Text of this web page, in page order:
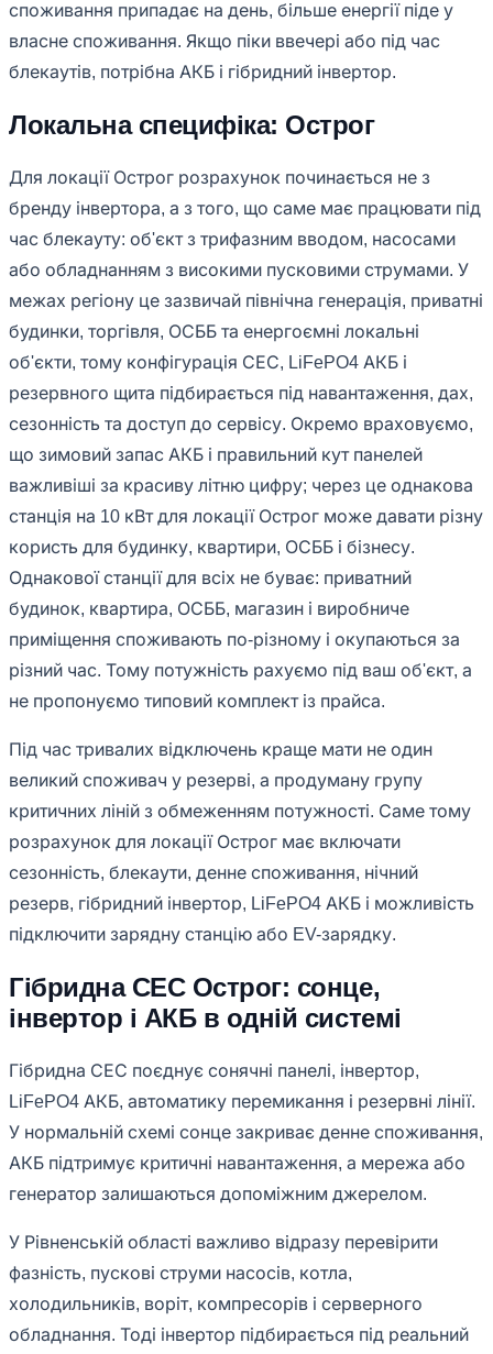
споживання припадає на день, більше енергії піде у
власне споживання. Якщо піки ввечері або під час
блекаутів, потрібна АКБ і гібридний інвертор.
Локальна специфіка: Острог
Для локації Острог розрахунок починається не з
бренду інвертора, а з того, що саме має працювати під
час блекауту: об'єкт з трифазним вводом, насосами
або обладнанням з високими пусковими струмами. У
межах регіону це зазвичай північна генерація, приватні
будинки, торгівля, ОСББ та енергоємні локальні
об'єкти, тому конфігурація СЕС, LiFePO4 АКБ і
резервного щита підбирається під навантаження, дах,
сезонність та доступ до сервісу. Окремо враховуємо,
що зимовий запас АКБ і правильний кут панелей
важливіші за красиву літню цифру; через це однакова
станція на 10 кВт для локації Острог може давати різну
користь для будинку, квартири, ОСББ і бізнесу.
Однакової станції для всіх не буває: приватний
будинок, квартира, ОСББ, магазин і виробниче
приміщення споживають по-різному і окупаються за
різний час. Тому потужність рахуємо під ваш об'єкт, а
не пропонуємо типовий комплект із прайса.
Під час тривалих відключень краще мати не один
великий споживач у резерві, а продуману групу
критичних ліній з обмеженням потужності. Саме тому
розрахунок для локації Острог має включати
сезонність, блекаути, денне споживання, нічний
резерв, гібридний інвертор, LiFePO4 АКБ і можливість
підключити зарядну станцію або EV-зарядку.
Гібридна СЕС Острог: сонце,
інвертор і АКБ в одній системі
Гібридна СЕС поєднує сонячні панелі, інвертор,
LiFePO4 АКБ, автоматику перемикання і резервні лінії.
У нормальній схемі сонце закриває денне споживання,
АКБ підтримує критичні навантаження, а мережа або
генератор залишаються допоміжним джерелом.
У Рівненській області важливо відразу перевірити
фазність, пускові струми насосів, котла,
холодильників, воріт, компресорів і серверного
обладнання. Тоді інвертор підбирається під реальний